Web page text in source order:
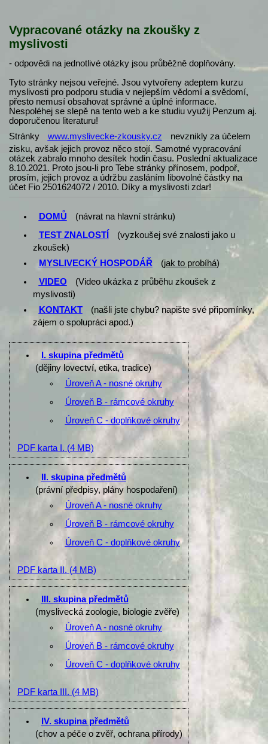
Vypracované otázky na zkoušky z
myslivosti
- odpovědi na jednotlivé otázky jsou průběžně doplňovány.
Tyto stránky nejsou veřejné. Jsou vytvořeny adeptem kurzu
myslivosti pro podporu studia v nejlepším vědomí a svědomí,
přesto nemusí obsahovat správné a úplné informace.
Nespoléhej se slepě na tento web a ke studiu využij Penzum aj.
doporučenou literaturu!
Stránky
www.myslivecke-zkousky.cz
nevznikly za účelem
zisku, avšak jejich provoz něco stojí. Samotné vypracování
otázek zabralo mnoho desítek hodin času. Poslední aktualizace
8.10.2021. Proto jsou-li pro Tebe stránky přínosem, podpoř,
prosím, jejich provoz a údržbu zasláním libovolné částky na
účet Fio 2501624072 / 2010. Díky a myslivosti zdar!
DOMŮ
(návrat na hlavní stránku)
TEST ZNALOSTÍ
(vyzkoušej své znalosti jako u
zkoušek)
MYSLIVECKÝ HOSPODÁŘ
(jak to probíhá)
VIDEO
(Video ukázka z průběhu zkoušek z
myslivosti)
KONTAKT
(našli jste chybu? napište své připomínky,
zájem o spolupráci apod.)
I. skupina předmětů
(dějiny lovectví, etika, tradice)
Úroveň A - nosné okruhy
Úroveň B - rámcové okruhy
Úroveň C - doplňkové okruhy
PDF karta I. (4 MB)
II. skupina předmětů
(právní předpisy, plány hospodaření)
Úroveň A - nosné okruhy
Úroveň B - rámcové okruhy
Úroveň C - doplňkové okruhy
PDF karta II. (4 MB)
III. skupina předmětů
(myslivecká zoologie, biologie zvěře)
Úroveň A - nosné okruhy
Úroveň B - rámcové okruhy
Úroveň C - doplňkové okruhy
PDF karta III. (4 MB)
IV. skupina předmětů
(chov a péče o zvěř, ochrana přírody)